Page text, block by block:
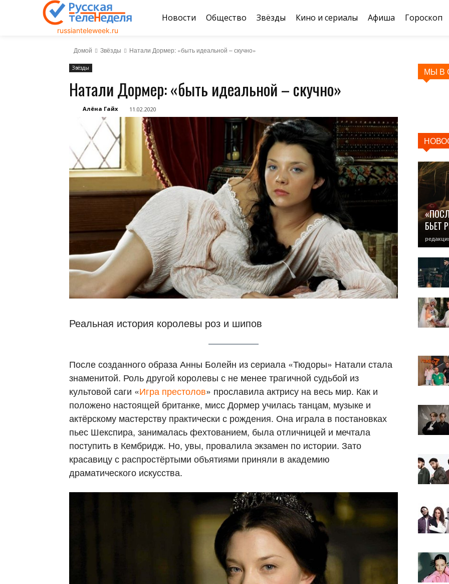
russianteleweek.ru
Новости Общество Звёзды Кино и сериалы Афиша Гороскоп
Домой Звёзды Натали Дормер: «быть идеальной – скучно»
Звёзды
Натали Дормер: «быть идеальной – скучно»
Алёна Гайх 11.02.2020
Реальная история королевы роз и шипов
После созданного образа Анны Болейн из сериала «Тюдоры» Натали стала
знаменитой. Роль другой королевы с не менее трагичной судьбой из
культовой саги «Игра престолов» прославила актрису на весь мир. Как и
положено настоящей британке, мисс Дормер училась танцам, музыке и
актёрскому мастерству практически с рождения. Она играла в постановках
пьес Шекспира, занималась фехтованием, была отличницей и мечтала
поступить в Кембридж. Но, увы, провалила экзамен по истории. Зато
красавицу с распростёртыми объятиями приняли в академию
драматического искусства.
МЫ В
БЬЕТ